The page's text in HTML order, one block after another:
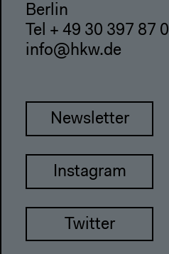
Berlin
Tel + 49 30 397 87 0
info@hkw.de
Newsletter
Instagram
Twitter